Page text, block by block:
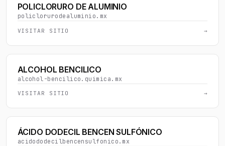
POLICLORURO DE ALUMINIO
policlorurodealuminio.mx
VISITAR SITIO →
ALCOHOL BENCILICO
alcohol-bencilico.quimica.mx
VISITAR SITIO →
ÁCIDO DODECIL BENCEN SULFÓNICO
acidododecilbencensulfonico.mx